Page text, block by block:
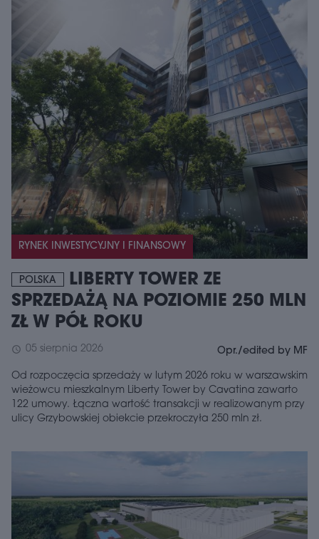
RYNEK INWESTYCYJNY I FINANSOWY
POLSKA
LIBERTY TOWER ZE
SPRZEDAŻĄ NA POZIOMIE 250 MLN
ZŁ W PÓŁ ROKU
schedule 05 sierpnia 2026 Opr./edited by MF
Od rozpoczęcia sprzedaży w lutym 2026 roku w warszawskim
wieżowcu mieszkalnym Liberty Tower by Cavatina zawarto
122 umowy. Łączna wartość transakcji w realizowanym przy
ulicy Grzybowskiej obiekcie przekroczyła 250 mln zł.